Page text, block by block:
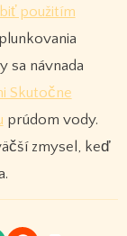
použitím
sa návnada
Skutočne
prúdom vody.
zmysel, keď